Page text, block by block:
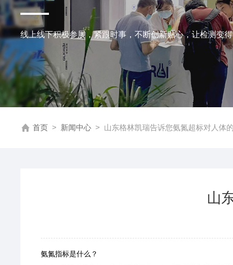
线上线下积极参展，紧跟时事，不断创新贴心，让检测变
首页 > 新闻中心 > 山东格林凯瑞告诉您氨氮超标对人体
山
氨氮指标是什么？